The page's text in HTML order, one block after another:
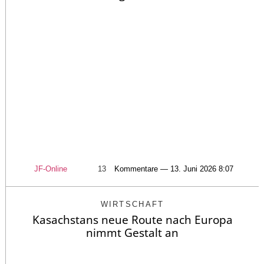
JF-Online 13 Kommentare — 13. Juni 2026 8:07
WIRTSCHAFT
Kasachstans neue Route nach Europa
nimmt Gestalt an